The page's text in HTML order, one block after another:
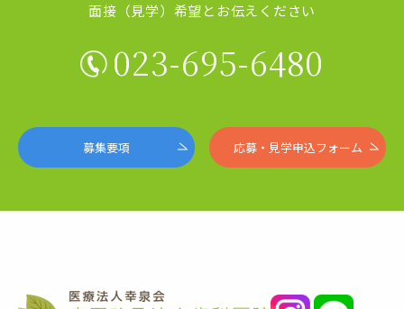
面接（見学）希望とお伝えください
023-695-6480
募集要項 応募・見学申込フォーム